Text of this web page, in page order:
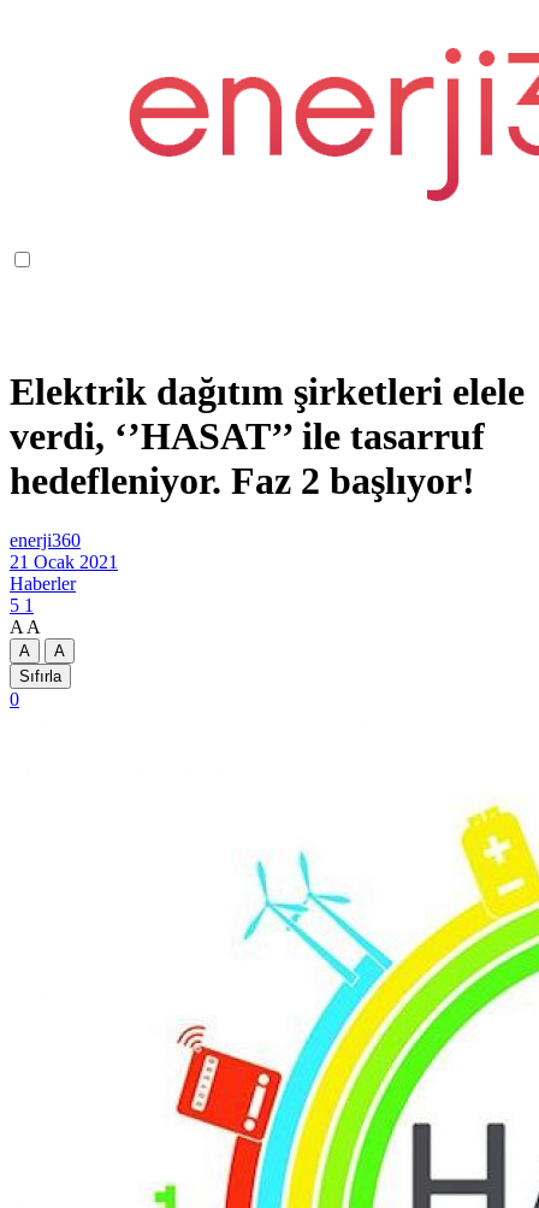
Elektrik dağıtım şirketleri elele
verdi, ‘’HASAT’’ ile tasarruf
hedefleniyor. Faz 2 başlıyor!
enerji360
21 Ocak 2021
Haberler
5 1
A A
A
A
Sıfırla
0